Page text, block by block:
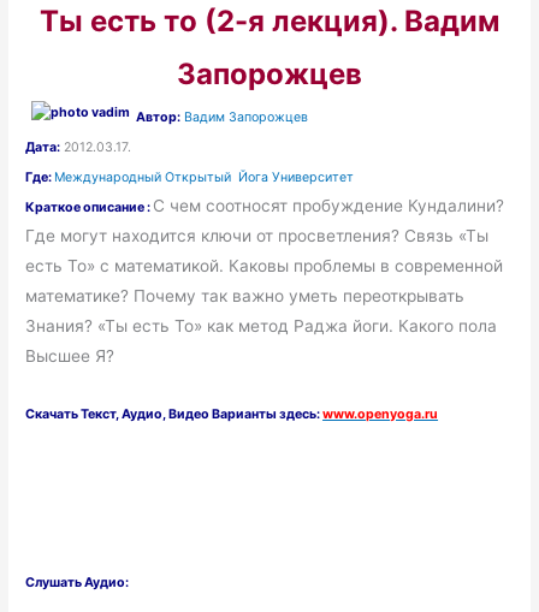
Ты есть то (2-я лекция). Вадим
Запорожцев
Автор: Вадим Запорожцев
Дата: 2012.03.17.
Где: Международный Открытый Йога Университет
Краткое описание : С чем соотносят пробуждение Кундалини?
Где могут находится ключи от просветления? Связь «Ты
есть То» с математикой. Каковы проблемы в современной
математике? Почему так важно уметь переоткрывать
Знания? «Ты есть То» как метод Раджа йоги. Какого пола
Высшее Я?
СкачатьТекст,Аудио, Видео Варианты здесь:www.openyoga.ru
Слушать Аудио: